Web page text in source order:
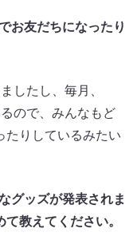
お友だちになったり
したし、毎月、
ので、みんなもど
たりしているみたい
グッズが発表されま
教えてください。